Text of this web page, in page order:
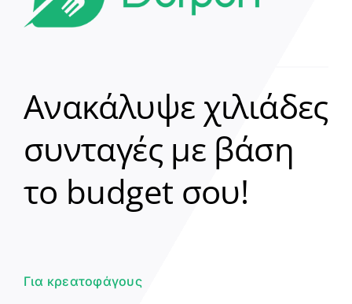
Ανακάλυψε χιλιάδες
συνταγές με βάση
το budget σου!
Για κρεατοφάγους